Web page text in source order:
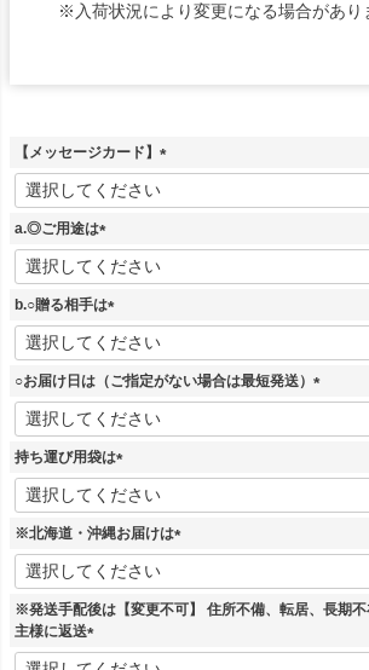
※入荷状況により変更になる場合があり
【メッセージカード】
(
a.◎ご用途は
(
必
須
b.○贈る相手は
(
必
須
○お届け日は（ご指定がない場合は最短発送）
(
持ち運び用袋は
(
必
須
※北海道・沖縄お届けは
(
須
※発送手配後は【変更不可】 住所不備、転居、長期
主様に返送
(